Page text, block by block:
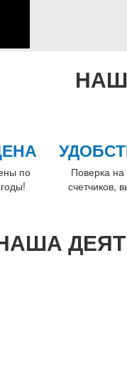
по
Поверка
счетчиков,